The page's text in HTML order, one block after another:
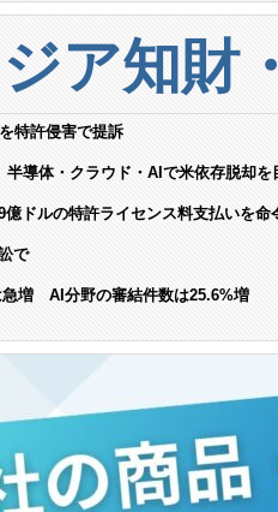
ア知財
特許侵害で提訴
導体・クラウド・AIで米依存脱却を
ドルの特許ライセンス料支払いを命
で
急増 AI分野の審結件数は25.6%増